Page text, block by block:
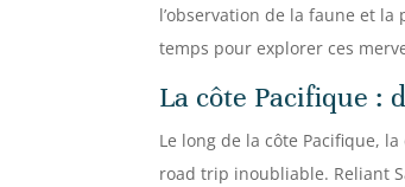
l’observation de la faune et
temps pour explorer ces
La côte Pacifique :
Le long de la côte Pacifique, la
road trip inoubliable. Reliant